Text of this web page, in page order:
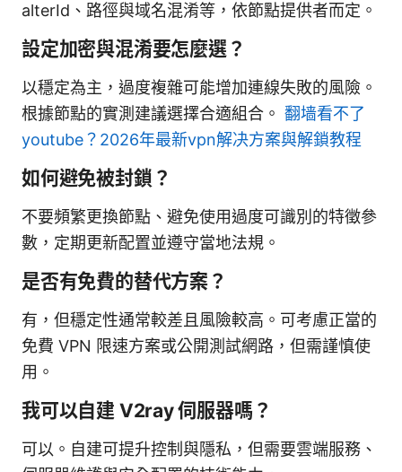
alterId、路徑與域名混淆等，依節點提供者而定。
設定加密與混淆要怎麼選？
以穩定為主，過度複雜可能增加連線失敗的風險。
根據節點的實測建議選擇合適組合。 翻墙看不了
youtube？2026年最新vpn解决方案與解鎖教程
如何避免被封鎖？
不要頻繁更換節點、避免使用過度可識別的特徵參
數，定期更新配置並遵守當地法規。
是否有免費的替代方案？
有，但穩定性通常較差且風險較高。可考慮正當的
免費 VPN 限速方案或公開測試網路，但需謹慎使
用。
我可以自建 V2ray 伺服器嗎？
可以。自建可提升控制與隱私，但需要雲端服務、